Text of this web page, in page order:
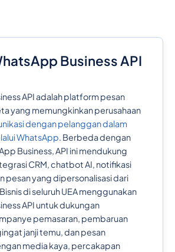
Business API
API adalah platform pesan
yang memungkinkan perusahaan
dengan pelanggan dalam
WhatsApp. Berbeda dengan
Business, API ini mendukung
CRM, chatbot AI, notifikasi
pesan yang dipersonalisasi dari
di seluruh UEA menggunakan
API untuk dukungan
pemasaran, pembaruan
janji temu, dan pesan
media kaya, percakapan